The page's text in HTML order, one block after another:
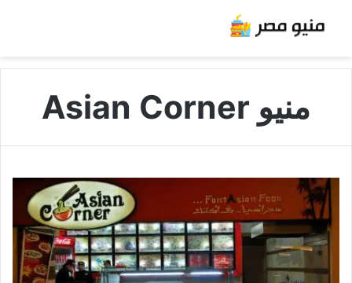
منيو Asian Corner